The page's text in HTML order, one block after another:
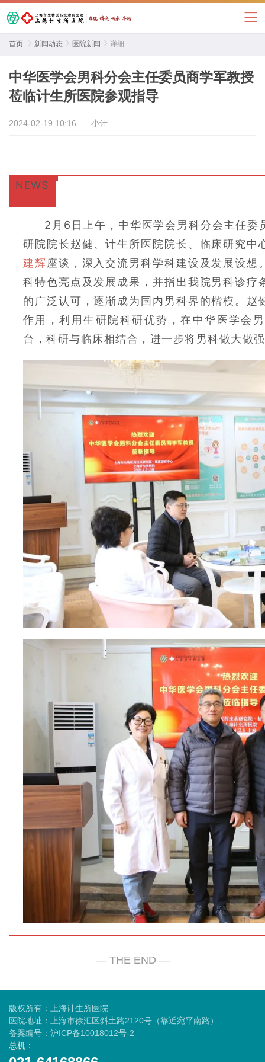
首页  新闻动态  医院新闻  详细
中华医学会男科分会主任委员商学军教授
莅临计生所医院参观指导
2024-02-19 10:16 小计
NEWS
2月6日上午，中华医学会男科分会主任
研院院长赵健、计生所医院院长、临床研究中
建辉 座谈，深入交流男科学科建设及发展设
科特色亮点及发展成果，并指出我院男科诊
的广泛认可，逐渐成为国内男科界的楷模。
作用，利用生研院科研优势，在中华医学会
台，科研与临床相结合，进一步将男科做大做
版权所有：上海计生所医院
医院地址：上海市徐汇区斜土路2120号（靠近宛平南路）
备案编号： 沪ICP备10018012号-2
总机：